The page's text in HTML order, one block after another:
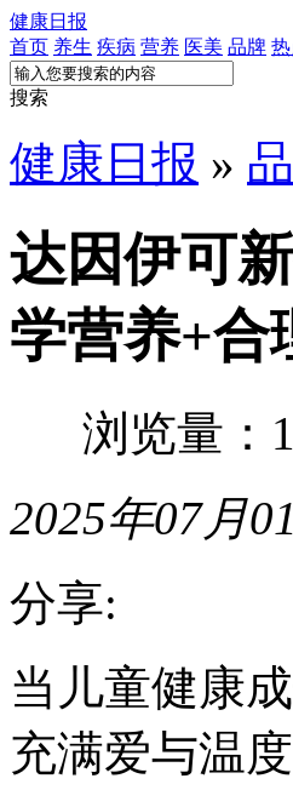
健康日报
首页 养生 疾病 营养 医美 品牌
搜索
健康日报 »
达因伊可
学营养+合
浏览量：
2025年07月
分享:
当儿童健康
充满爱与温